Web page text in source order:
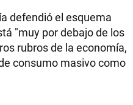
defendió el esquema
"muy por debajo de los
rubros de la economía,
consumo masivo como